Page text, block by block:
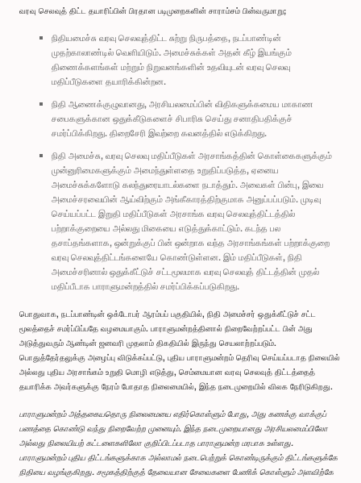
வரவு செலவுத் திட்ட தயாரிப்பின் பிரதான படிமுறைகளின் சாராம்சம் பின்வருமாறு;
நிதியமைச்சு வரவு செலவுத்திட்ட சுற்று நிருபத்தை, நடப்பாண்டின்
முதற்காலாண்டில் வெளியிடும். அமைச்சுக்கள் அதன் கீழ் இயங்கும்
திணைக்களங்கள் மற்றும் நிறுவனங்களின் உதவியுடன் வரவு செலவு
மதிப்பீடுகளை தயாரிக்கின்றன.
நிதி ஆணைக்குழுவானது, அரசியலமைப்பின் விதிகளுக்கமைய மாகாண
சபைகளுக்கான ஒதுக்கீடுகளைச் சிபாரிசு செய்து சனாதிபதிக்குச்
சமர்ப்பிக்கிறது. திறைசேரி இவற்றை கவனத்தில் எடுக்கிறது.
நிதி அமைச்சு, வரவு செலவு மதிப்பீடுகள் அரசாங்கத்தின் கொள்கைகளுக்கும்
முன்னுரிமைகளுக்கும் அமைந்துள்ளதை உறுதிப்படுத்த, ஏனைய
அமைச்சுக்களோடு கலந்துரையாடல்களை நடாத்தும். அவைகள் பின்பு, இவை
அமைச்சரவையின் ஆய்விற்கும் அங்கீகாரத்திற்குமாக அனுப்பப்படும். முடிவு
செய்யப்பட்ட இறுதி மதிப்பீடுகள் அரசாங்க வரவு செலவுத்திட்டத்தில்
பற்றாக்குறையை அல்லது மிகையை எடுத்துக்காட்டும். கடந்த பல
தசாப்தங்களாக, ஒன்றுக்குப் பின் ஒன்றாக வந்த அரசாங்கங்கள் பற்றாக்குறை
வரவு செலவுத்திட்டங்களையே கொண்டுள்ளன. இம் மதிப்பீடுகள், நிதி
அமைச்சரினால் ஒதுக்கீட்டுச் சட்டமூலமாக வரவு செலவுத் திட்டத்தின் முதல்
மதிப்பீடாக பாராளுமன்றத்தில் சமர்ப்பிக்கப்படுகிறது.
பொதுவாக, நடப்பாண்டின் ஒக்டோபர் ஆரம்பப் பகுதியில், நிதி அமைச்சர் ஒதுக்கீட்டுச் சட்ட
மூலத்தைச் சமர்ப்பிப்பதே வழமையாகும். பாராளுமன்றத்தினால் நிறைவேற்றப்பட்ட பின் அது
அடுத்துவரும் ஆண்டின் ஜனவரி முதலாம் திகதியில் இருந்து செயலாற்றப்படும்.
பொதுத்தேர்தலுக்கு அழைப்பு விடுக்கப்பட்டு, புதிய பாராளுமன்றம் தெரிவு செய்யப்படாத நிலையில்
அல்லது புதிய அரசாங்கம் உறுதி மொழி எடுத்து, செம்மையான வரவு செலவுத் திட்டத்தைத்
தயாரிக்க அவர்களுக்கு நேரம் போதாத நிலைமையில், இந்த நடைமுறையில் விலக நேரிடுகிறது.
பாராளுமன்றம் அத்தகையதொரு நிலைமையை எதிர்கொள்ளும் போது, அது கணக்கு வாக்குப்
பணத்தை கொண்டு வந்து நிறைவேற்ற முனையும். இந்த நடைமுறையானது அரசியலமைப்பிலோ
அல்லது நிலையியற் கட்டளைகளிலோ குறிப்பிடப்படாத பாராளுமன்ற மரபாக உள்ளது.
பாராளுமன்றம் புதிய திட்டங்களுக்காக அல்லாமல் நடைபெற்றுக் கொண்டிருக்கும் திட்டங்களுக்கே
நிதியை வழங்குகிறது. சமூகத்திற்குத் தேவையான சேவைகளை பேணிக் கொள்ளும் அளவிற்கே